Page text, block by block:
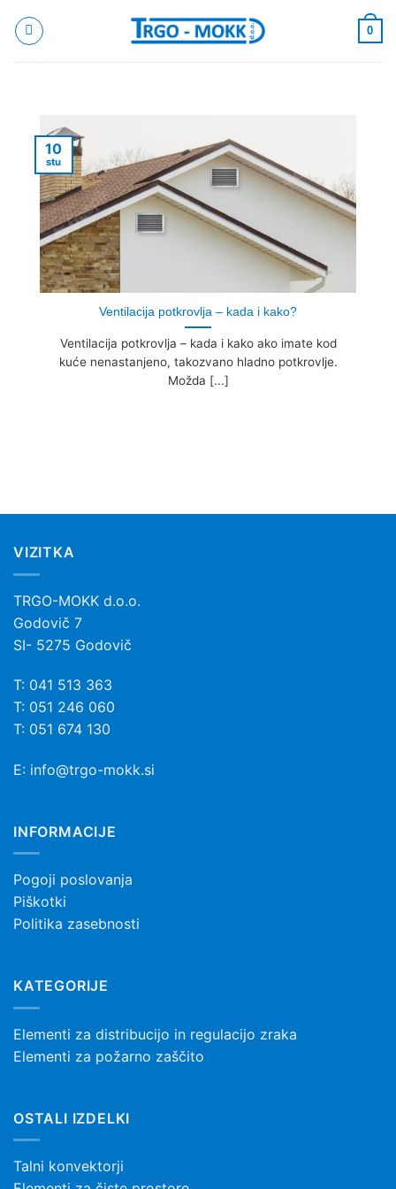
0
Ventilacija potkrovlja – kada i kako?
Ventilacija potkrovlja – kada i kako ako imate kod
kuće nenastanjeno, takozvano hladno potkrovlje.
Možda [...]
10
stu
VIZITKA
TRGO-MOKK d.o.o.
Godovič 7
SI- 5275 Godovič
T: 041 513 363
T: 051 246 060
T: 051 674 130
E: info@trgo-mokk.si
INFORMACIJE
Pogoji poslovanja
Piškotki
Politika zasebnosti
KATEGORIJE
Elementi za distribucijo in regulacijo zraka
Elementi za požarno zaščito
OSTALI IZDELKI
Talni konvektorji